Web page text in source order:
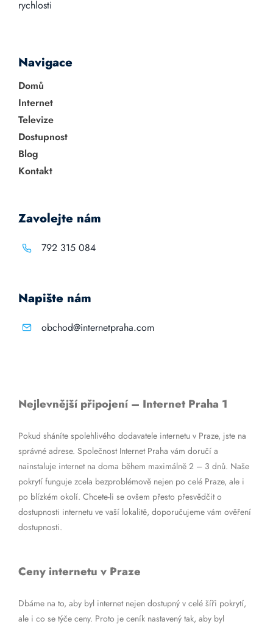
rychlosti
Navigace
Domů
Internet
Televize
Dostupnost
Blog
Kontakt
Zavolejte nám
792 315 084
Napište nám
obchod@internetpraha.com
Nejlevnější připojení – Internet Praha 1
Pokud sháníte spolehlivého dodavatele internetu v Praze, jste na
správné adrese. Společnost Internet Praha vám doručí a
nainstaluje internet na doma během maximálně 2 – 3 dnů. Naše
pokrytí funguje zcela bezproblémově nejen po celé Praze, ale i
po blízkém okolí. Chcete-li se ovšem přesto přesvědčit o
dostupnosti internetu ve vaší lokalitě, doporučujeme vám ověření
dostupnosti.
Ceny internetu v Praze
Dbáme na to, aby byl internet nejen dostupný v celé šíři pokrytí,
ale i co se týče ceny. Proto je ceník nastavený tak, aby byl